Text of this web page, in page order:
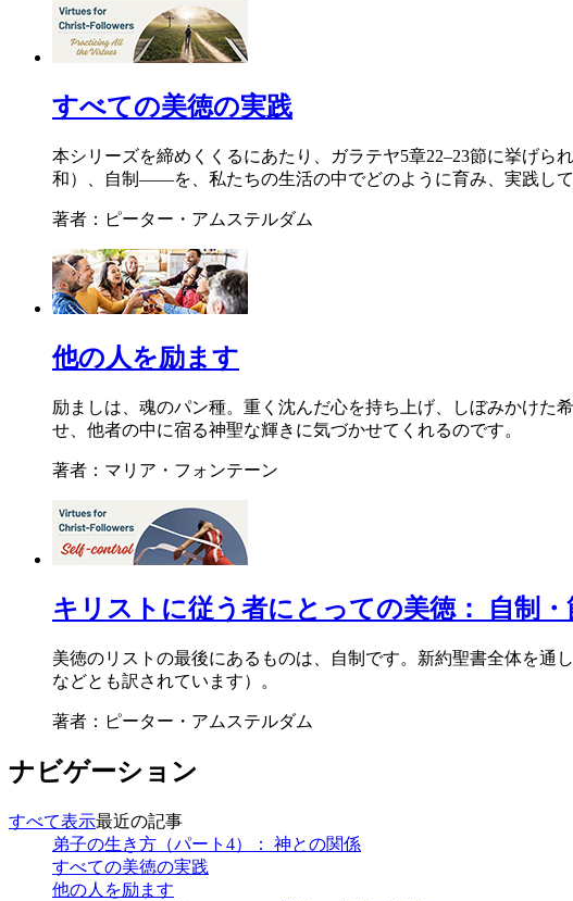
すべての美徳の実践
本シリーズを締めくくるにあたり、ガラテヤ5章22–23節に挙げ
和）、自制――を、私たちの生活の中でどのように育み、実践し
著者：ピーター・アムステルダム
他の人を励ます
励ましは、魂のパン種。重く沈んだ心を持ち上げ、しぼみかけた
せ、他者の中に宿る神聖な輝きに気づかせてくれるのです。
著者：マリア・フォンテーン
キリストに従う者にとっての美徳： 自制・
美徳のリストの最後にあるものは、自制です。新約聖書全体を通
などとも訳されています）。
著者：ピーター・アムステルダム
ナビゲーション
すべて表示最近の記事
弟子の生き方（パート4）： 神との関係
すべての美徳の実践
他の人を励ます